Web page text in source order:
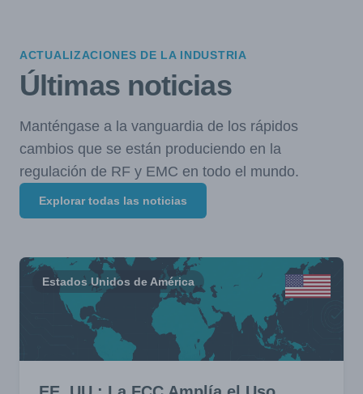
ACTUALIZACIONES DE LA INDUSTRIA
Últimas noticias
Manténgase a la vanguardia de los rápidos
cambios que se están produciendo en la
regulación de RF y EMC en todo el mundo.
Explorar todas las noticias
Estados Unidos de América